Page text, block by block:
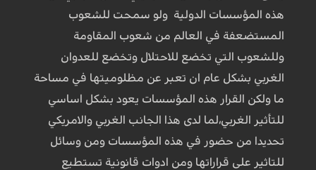
هذه المؤسسات الدولية ولو سمحت للشعوب
المستضعفة في العالم من شعوب المقاومة
وللشعوب التي تخضع للاحتلال وتخضع للعدوان
الغربي بشكل عام ان تعبر عن مظلوميتها في مساحة
ما ولكن القرار هذه المؤسسات يعود بشكل اساسي
للتأثير الغربي،لما لدى هذا الجانب الغربي والامريكي
تحديدا من حضور في هذه المؤسسات ومن وسائل
للتاثير على قراراتها ومن ادوات قانونية تستطيع